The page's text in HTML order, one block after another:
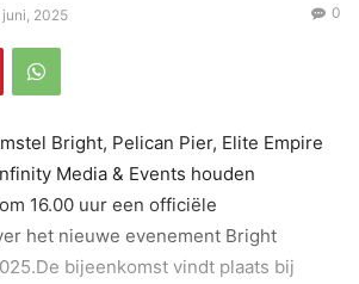
juni, 2025 0
Bright, Pelican Pier, Elite Empire
Media & Events houden
16.00 uur een officiële
het nieuwe evenement Bright
bijeenkomst vindt plaats bij